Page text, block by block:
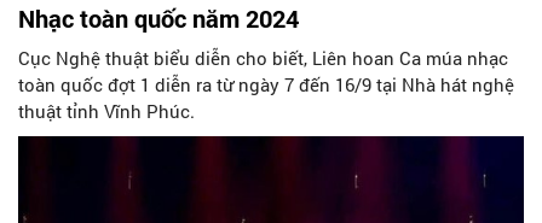
Nhạc toàn quốc năm 2024
Cục Nghệ thuật biểu diễn cho biết, Liên hoan Ca múa nhạc
toàn quốc đợt 1 diễn ra từ ngày 7 đến 16/9 tại Nhà hát nghệ
thuật tỉnh Vĩnh Phúc.